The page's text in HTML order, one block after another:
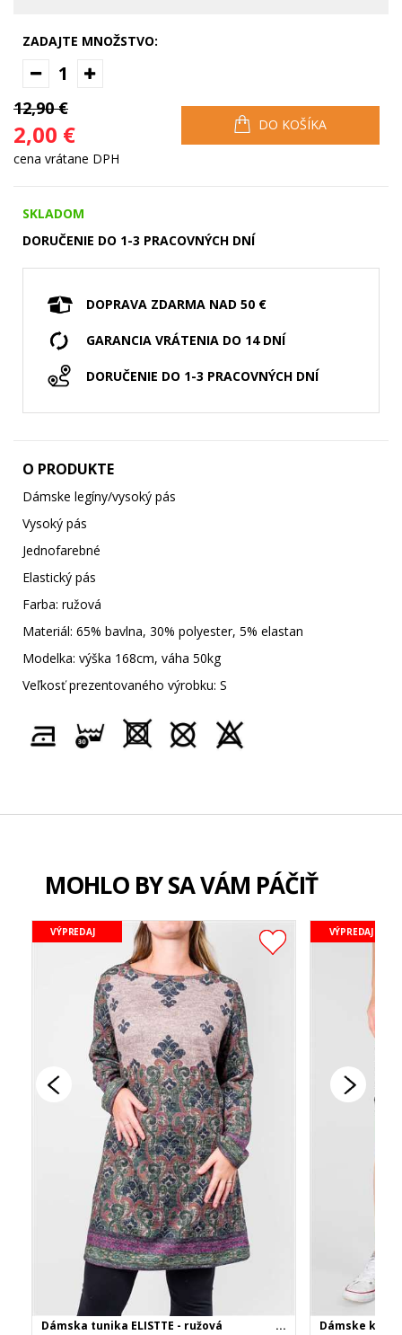
ZADAJTE MNOŽSTVO:
1
12,90 €
2,00 €
cena vrátane DPH
DO KOŠÍKA
SKLADOM
DORUČENIE DO 1-3 PRACOVNÝCH DNÍ
DOPRAVA ZDARMA NAD 50 €
GARANCIA VRÁTENIA DO 14 DNÍ
DORUČENIE DO 1-3 PRACOVNÝCH DNÍ
O PRODUKTE
Dámske legíny/vysoký pás
Vysoký pás
Jednofarebné
Elastický pás
Farba: ružová
Materiál: 65% bavlna, 30% polyester, 5% elastan
Modelka: výška 168cm, váha 50kg
Veľkosť prezentovaného výrobku: S
MOHLO BY SA VÁM PÁČIŤ
VÝPREDAJ
Dámska tunika ELISTTE - ružová
VÝPREDAJ
Dámske